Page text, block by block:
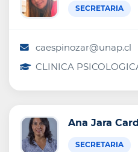
SECRETARIA
caespinozar@unap.cl
CLINICA
Ana Jara
SECRETARIA